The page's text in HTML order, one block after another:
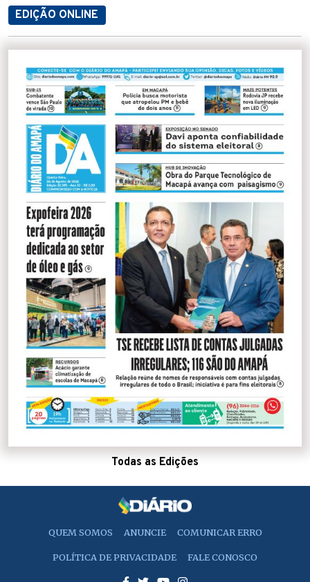
EDIÇÃO ONLINE
Todas as Edições
QUEM SOMOS ANUNCIE COMUNICAR ERRO
POLÍTICA DE PRIVACIDADE FALE CONOSCO